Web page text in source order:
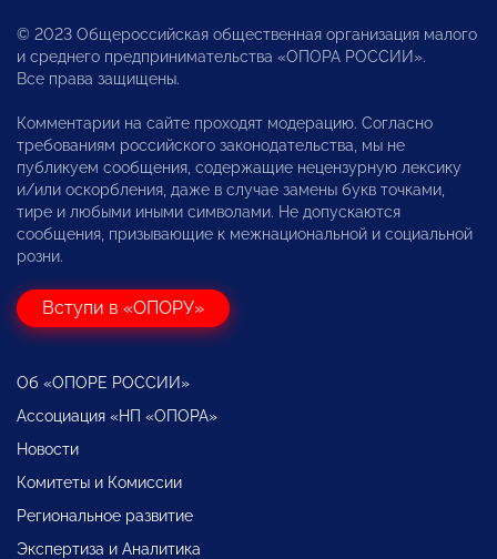
© 2023 Общероссийская общественная организация малого
и среднего предпринимательства «ОПОРА РОССИИ».
Все права защищены.
Комментарии на сайте проходят модерацию. Согласно
требованиям российского законодательства, мы не
публикуем сообщения, содержащие нецензурную лексику
и/или оскорбления, даже в случае замены букв точками,
тире и любыми иными символами. Не допускаются
сообщения, призывающие к межнациональной и социальной
розни.
Вступи в «ОПОРУ»
Об «ОПОРЕ РОССИИ»
Ассоциация «НП «ОПОРА»
Новости
Комитеты и Комиссии
Региональное развитие
Экспертиза и Аналитика